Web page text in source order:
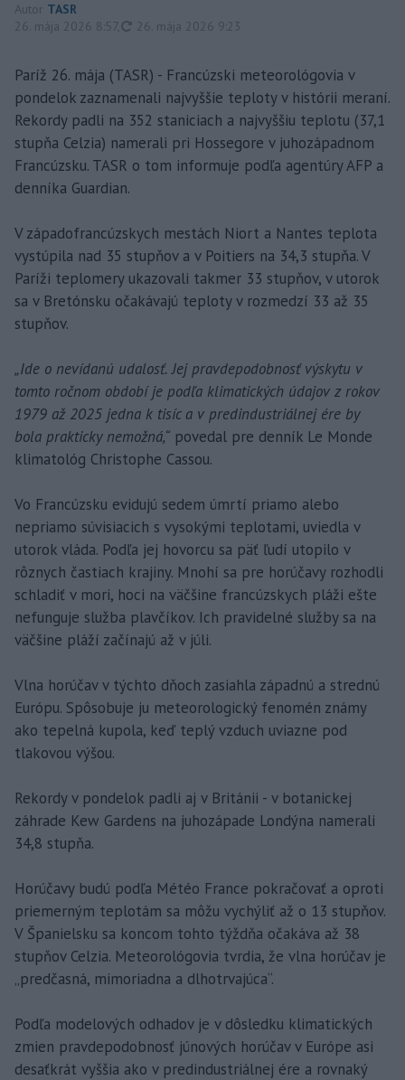
Autor TASR
26. mája 2026 8:57
aktualizované
26. mája 2026 9:23
Paríž 26. mája (TASR) - Francúzski meteorológovia v
pondelok zaznamenali najvyššie teploty v histórii meraní.
Rekordy padli na 352 staniciach a najvyššiu teplotu (37,1
stupňa Celzia) namerali pri Hossegore v juhozápadnom
Francúzsku. TASR o tom informuje podľa agentúry AFP a
denníka Guardian.
V západofrancúzskych mestách Niort a Nantes teplota
vystúpila nad 35 stupňov a v Poitiers na 34,3 stupňa. V
Paríži teplomery ukazovali takmer 33 stupňov, v utorok
sa v Bretónsku očakávajú teploty v rozmedzí 33 až 35
stupňov.
„Ide o nevídanú udalosť. Jej pravdepodobnosť výskytu v
tomto ročnom období je podľa klimatických údajov z rokov
1979 až 2025 jedna k tisíc a v predindustriálnej ére by
bola prakticky nemožná,“ povedal pre denník Le Monde
klimatológ Christophe Cassou.
Vo Francúzsku evidujú sedem úmrtí priamo alebo
nepriamo súvisiacich s vysokými teplotami, uviedla v
utorok vláda. Podľa jej hovorcu sa päť ľudí utopilo v
rôznych častiach krajiny. Mnohí sa pre horúčavy rozhodli
schladiť v mori, hoci na väčšine francúzskych pláži ešte
nefunguje služba plavčíkov. Ich pravidelné služby sa na
väčšine pláží začínajú až v júli.
Vlna horúčav v týchto dňoch zasiahla západnú a strednú
Európu. Spôsobuje ju meteorologický fenomén známy
ako tepelná kupola, keď teplý vzduch uviazne pod
tlakovou výšou.
Rekordy v pondelok padli aj v Británii - v botanickej
záhrade Kew Gardens na juhozápade Londýna namerali
34,8 stupňa.
Horúčavy budú podľa Météo France pokračovať a oproti
priemerným teplotám sa môžu vychýliť až o 13 stupňov.
V Španielsku sa koncom tohto týždňa očakáva až 38
stupňov Celzia. Meteorológovia tvrdia, že vlna horúčav je
„predčasná, mimoriadna a dlhotrvajúca“.
Podľa modelových odhadov je v dôsledku klimatických
zmien pravdepodobnosť júnových horúčav v Európe asi
desaťkrát vyššia ako v predindustriálnej ére a rovnaký